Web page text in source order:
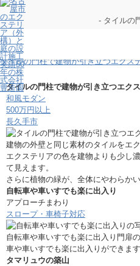
- タイルの
トップページ
生活提案例（施工事例）
タイルの門柱で建物が引き立つエクス
タイルの門柱で建物が引き立つエク
和風モダン
500万円以上
長久手市
建物の外壁と同じ素材のタイルをエ
エクステリアの色を建物よりも少し
て見えます。
さらに植物の緑が、全体にやわらか
自転車や車いすでも楽に出入り
アプローチまわり
スロープ・車椅子対応
自転車や車いすでも楽に出入り門扉
車や車いすでも楽に出入りができます
タマリュウの築山